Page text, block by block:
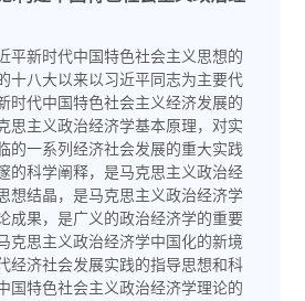
平新时代中国特色社会主义思想的
十八大以来以习近平同志为主要代
时代中国特色社会主义经济发展的
思主义政治经济学基本原理，对实
的一系列经济社会发展的重大实践
的科学阐释，是马克思主义政治经
想结晶，是马克思主义政治经济学
成果，是广义的政治经济学的重要
克思主义政治经济学中国化的新境
经济社会发展实践的指导思想和科
国特色社会主义政治经济学理论的